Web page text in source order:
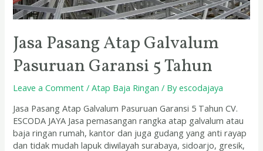
Jasa Pasang Atap Galvalum
Pasuruan Garansi 5 Tahun
Leave a Comment /Atap Baja Ringan / Byescodajaya
Jasa Pasang Atap Galvalum Pasuruan Garansi 5 Tahun CV.
ESCODA JAYA Jasa pemasangan rangka atap galvalum atau
baja ringan rumah, kantor dan juga gudang yang anti rayap
dan tidak mudah lapuk diwilayah surabaya, sidoarjo, gresik,